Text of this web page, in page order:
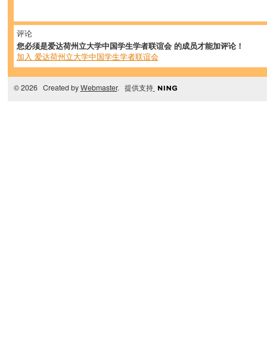
评论
您必须是爱达荷州立大学中国学生学者联谊会 的成员才能加评论！
加入 爱达荷州立大学中国学生学者联谊会
© 2026 Created byWebmaster. 提供支持